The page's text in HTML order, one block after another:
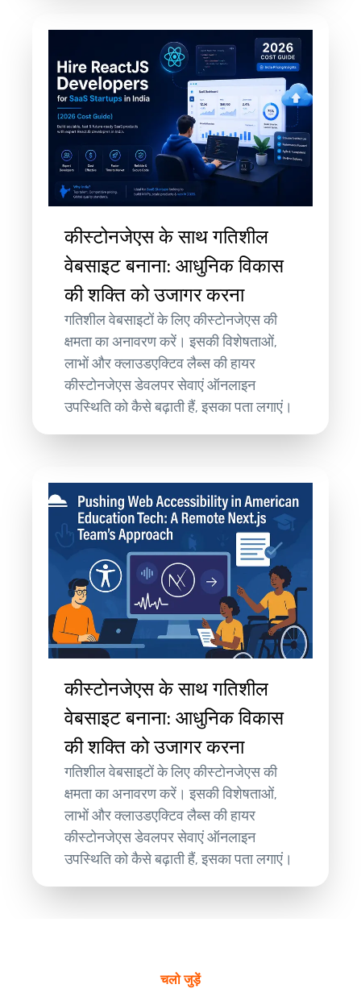
कीस्टोनजेएस के साथ गतिशील
वेबसाइट बनाना: आधुनिक विकास
की शक्ति को उजागर करना
गतिशील वेबसाइटों के लिए कीस्टोनजेएस की
क्षमता का अनावरण करें। इसकी विशेषताओं,
लाभों और क्लाउडएक्टिव लैब्स की हायर
कीस्टोनजेएस डेवलपर सेवाएं ऑनलाइन
उपस्थिति को कैसे बढ़ाती हैं, इसका पता लगाएं।
कीस्टोनजेएस के साथ गतिशील
वेबसाइट बनाना: आधुनिक विकास
की शक्ति को उजागर करना
गतिशील वेबसाइटों के लिए कीस्टोनजेएस की
क्षमता का अनावरण करें। इसकी विशेषताओं,
लाभों और क्लाउडएक्टिव लैब्स की हायर
कीस्टोनजेएस डेवलपर सेवाएं ऑनलाइन
उपस्थिति को कैसे बढ़ाती हैं, इसका पता लगाएं।
चलो जुड़ें